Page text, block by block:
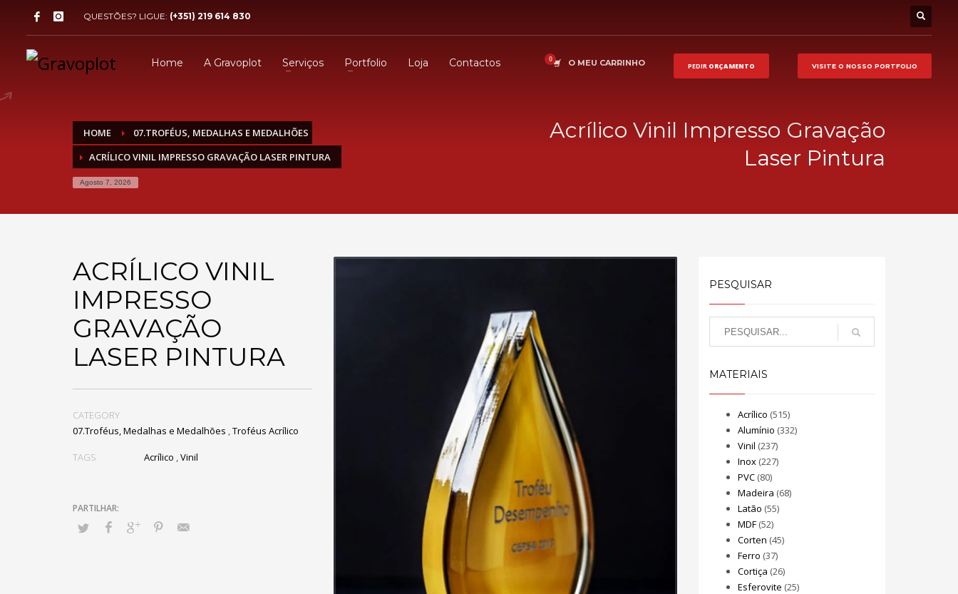
QUESTÕES? LIGUE: (+351) 219 614 830
Home A Gravoplot Serviços Portfolio Loja Contactos O MEU CARRINHO PEDIR ORÇAMENTO VISITE O NOSSO PORTFOLIO
HOME
07.TROFÉUS, MEDALHAS E MEDALHÕES
ACRÍLICO VINIL IMPRESSO GRAVAÇÃO LASER PINTURA
Agosto 7, 2026
Acrílico Vinil Impresso Gravação
Laser Pintura
ACRÍLICO VINIL
IMPRESSO
GRAVAÇÃO
LASER PINTURA
CATEGORY
07.Troféus, Medalhas e Medalhões ,Troféus Acrílico
TAGS Acrílico ,Vinil
PESQUISAR
MATERIAIS
Acrílico (515)
Alumínio (332)
Vinil (237)
Inox(227)
PVC(80)
Madeira (68)
Latão (55)
MDF(52)
Corten (45)
Ferro (37)
Cortiça (26)
Esferovite (25)